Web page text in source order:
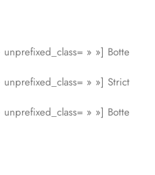
» »] Botte
» »] Strict
» »] Botte